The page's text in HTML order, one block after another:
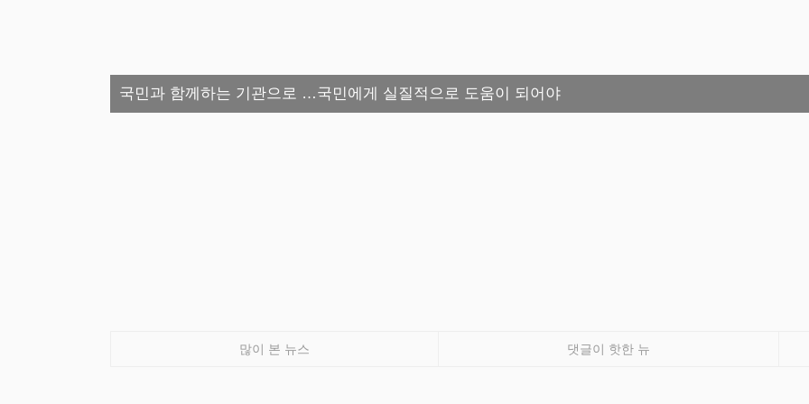
국민과 함께하는 기관으로 …국민에게 실질적으로 도움이 되어야
많이 본 뉴스 댓글이 핫한 뉴